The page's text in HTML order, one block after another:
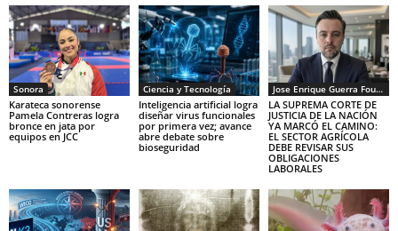
Sonora
Karateca sonorense
Pamela Contreras logra
bronce en jata por
equipos en JCC
Ciencia y Tecnología
Inteligencia artificial logra
diseñar virus funcionales
por primera vez; avance
abre debate sobre
bioseguridad
Jose Enrique Guerra Fourcade
LA SUPREMA CORTE DE
JUSTICIA DE LA NACIÓN
YA MARCÓ EL CAMINO:
EL SECTOR AGRÍCOLA
DEBE REVISAR SUS
OBLIGACIONES
LABORALES